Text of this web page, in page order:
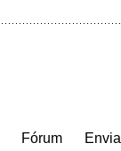
Fórum